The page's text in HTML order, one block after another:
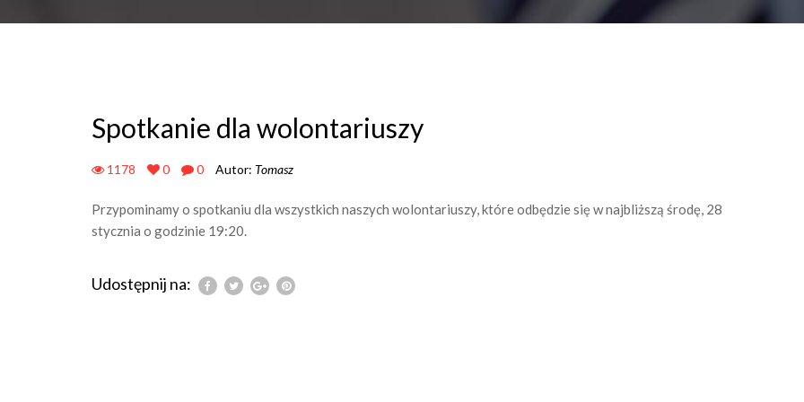
Spotkanie dla wolontariuszy
1178 0 0 Autor: Tomasz
Przypominamy o spotkaniu dla wszystkich naszych wolontariuszy, które odbędzie się w najbliższą środę, 28
stycznia o godzinie 19:20.
Udostępnij na: